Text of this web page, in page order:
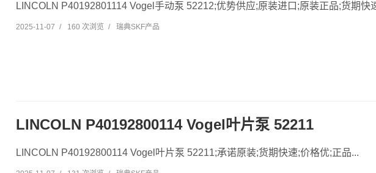
LINCOLN P40192801114 Vogel手动泵 52212;优势供应;原装进口;原装正品;货期快
2025-11-07 / 160 次浏览 / 瑞典SKF产品
LINCOLN P40192800114 Vogel叶片泵 52211
LINCOLN P40192800114 Vogel叶片泵 52211;承诺原装;货期快速;价格优;正品...